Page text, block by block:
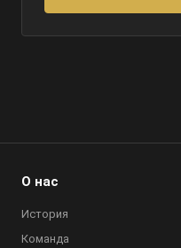
О нас
История
Команда